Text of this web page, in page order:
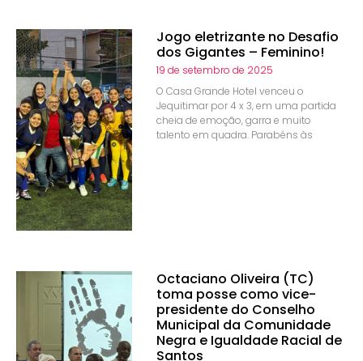
Jogo eletrizante no Desafio
dos Gigantes – Feminino!
19 de setembro de 2025
O Casa Grande Hotel venceu o
Jequitimar por 4 x 3, em uma partida
cheia de emoção, garra e muito
talento em quadra. Parabéns às
Octaciano Oliveira (TC)
toma posse como vice-
presidente do Conselho
Municipal da Comunidade
Negra e Igualdade Racial de
Santos